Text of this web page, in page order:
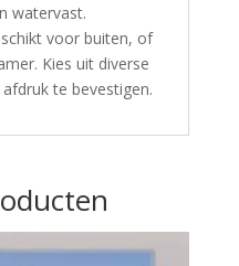
watervast.
voor buiten, of
Kies uit diverse
te bevestigen.